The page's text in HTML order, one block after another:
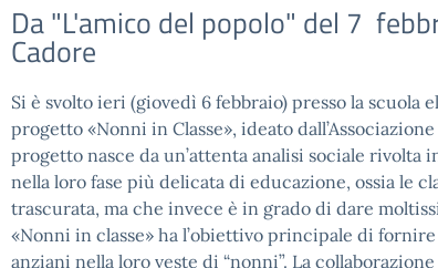
Da "L'amico del popolo" del 7
Cadore
Si è svolto ieri (giovedì 6 febbraio) presso la
progetto «Nonni in Classe», ideato
progetto nasce da un’attenta analisi sociale
nella loro fase più delicata di educazione, ossia le
trascurata, ma che invece è in grado di dare
«Nonni in classe» ha l’obiettivo principale di
anziani nella loro veste di “nonni”. La